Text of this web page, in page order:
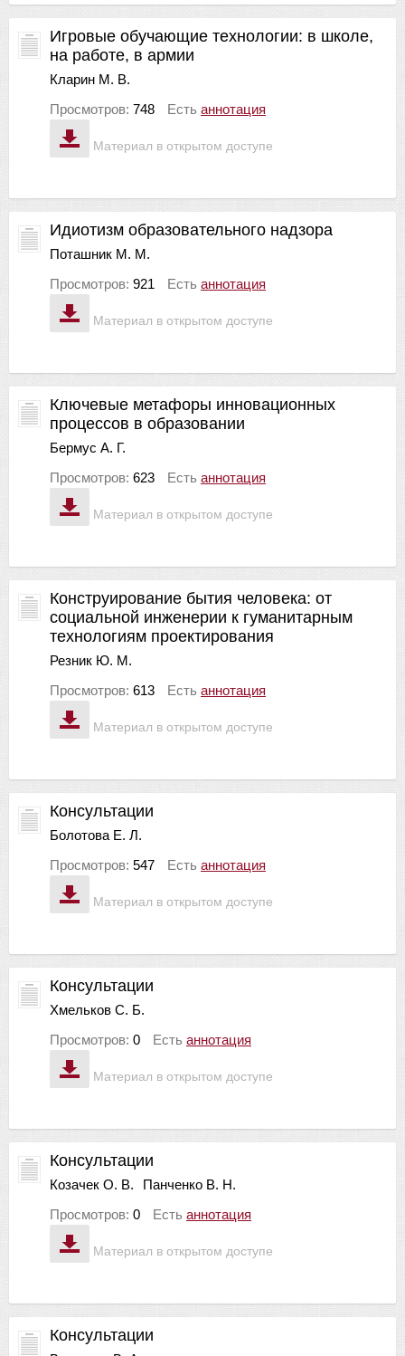
Материал в открытом доступе
Игровые обучающие технологии: в школе,
на работе, в армии
Кларин М. В.
Просмотров: 748 Есть аннотация
Материал в открытом доступе
Идиотизм образовательного надзора
Поташник М. М.
Просмотров: 921 Есть аннотация
Материал в открытом доступе
Ключевые метафоры инновационных
процессов в образовании
Бермус А. Г.
Просмотров: 623 Есть аннотация
Материал в открытом доступе
Конструирование бытия человека: от
социальной инженерии к гуманитарным
технологиям проектирования
Резник Ю. М.
Просмотров: 613 Есть аннотация
Материал в открытом доступе
Консультации
Болотова Е. Л.
Просмотров: 547 Есть аннотация
Материал в открытом доступе
Консультации
Хмельков С. Б.
Просмотров: 0 Есть аннотация
Материал в открытом доступе
Консультации
Козачек О. В.
Панченко В. Н.
Просмотров: 0 Есть аннотация
Консультации